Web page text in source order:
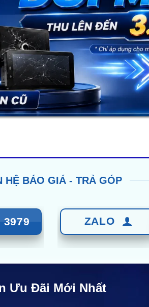
HỆ BÁO GIÁ - TRẢ GÓP
3979 ZALO
Ưu Đãi Mới Nhất